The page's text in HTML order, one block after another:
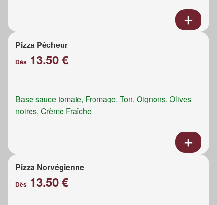
Pizza Pêcheur
Dès 13.50 €
Base sauce tomate, Fromage, Ton, Oignons, Olives
noires, Crème Fraîche
Pizza Norvégienne
Dès 13.50 €